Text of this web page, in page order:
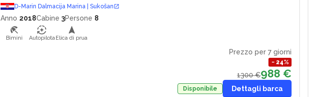
D-Marin Dalmacija Marina | Sukošan
Anno 2018Cabine 3Persone 8
Bimini AutopilotaElica di prua
Prezzo per 7 giorni
− 24%
1300 €988 €
Disponibile Dettagli barca